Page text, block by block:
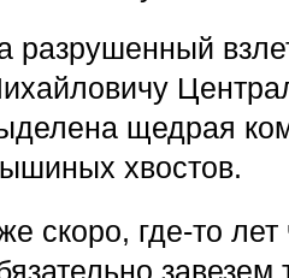
разрушенный
щедрая
хвостов.
скоро, где-то